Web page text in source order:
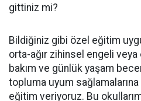
gittiniz mi?
Bildiğiniz gibi özel eğitim
orta-ağır zihinsel engeli
bakım ve günlük yaşam
topluma uyum
eğitim veriyoruz. Bu